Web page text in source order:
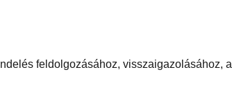
feldolgozásához, visszaigazolásához, a